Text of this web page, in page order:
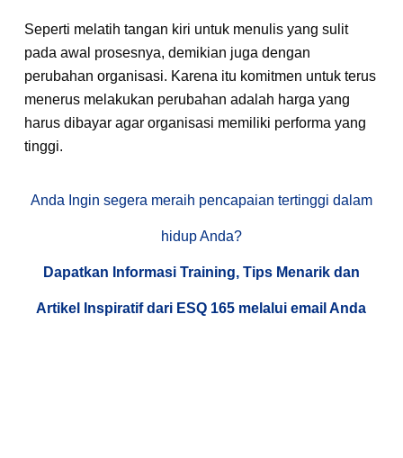
Seperti melatih tangan kiri untuk menulis yang sulit
pada awal prosesnya, demikian juga dengan
perubahan organisasi. Karena itu komitmen untuk terus
menerus melakukan perubahan adalah harga yang
harus dibayar agar organisasi memiliki performa yang
tinggi.
Anda Ingin segera meraih pencapaian tertinggi dalam
hidup Anda?
Dapatkan Informasi Training, Tips Menarik dan
Artikel Inspiratif dari ESQ 165 melalui email Anda